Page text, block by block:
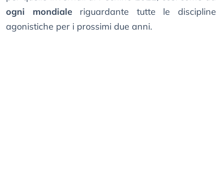
ogni mondialeriguardante tutte le discipline
agonistiche per i prossimi due anni.